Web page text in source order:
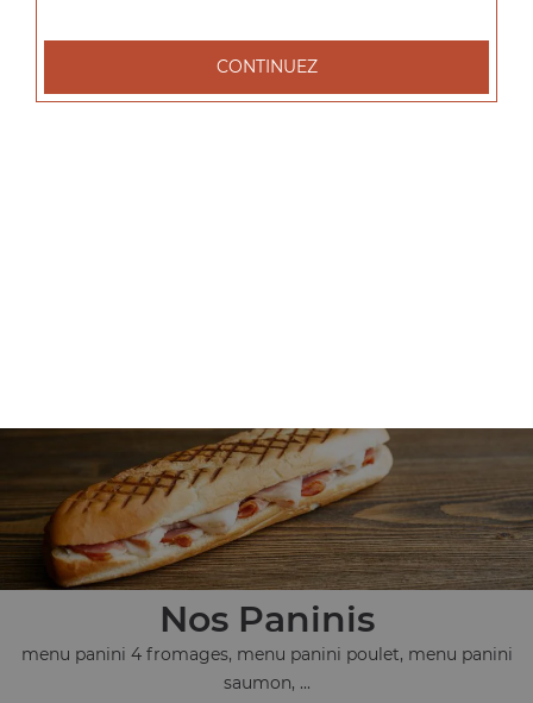
+
Nos Paninis
menu panini 4 fromages, menu panini poulet, menu panini
saumon, ...
CONTINUEZ